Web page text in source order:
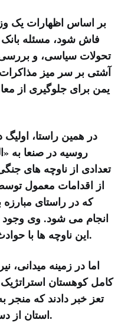
بر اساس اظهارات یک
فاش شود، مسئله
تحولات سیاسی، و
آشتی بر سر میز
یمن برای جلوگیری از
در همین راستا،
روسیه در صنعا به
تعدادی از ناوچه های
از اقدامات معمول
که در راستای مبارزه
انجام می شود. وی وجود
این ناوچه ها با حوادث جاری در یمن را تکذیب کرد.
اما در زمینه
کامل کوهستان
تعز خبر دادند که
استان از دست شبه نظامیان کودتاگر شد.